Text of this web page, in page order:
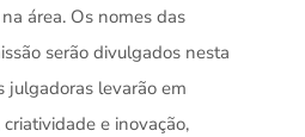
área. Os nomes das
serão divulgados nesta
julgadoras levarão em
e inovação,